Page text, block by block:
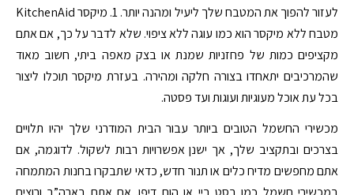
לעזור להפוך את המטבח שלך ליעיל ומהנה יותר. 1. מיקסר KitchenAid
מטבח ללא מיקסר הוא כמו עוגה ללא ציפוי. שלא לדבר על כך, אם אתם
מקציפים כמות של פחזניות שמנת או בצק מאפה ביתי, חשוב מאוד
שהמרכיבים יתאחדו בצורה חלקה ומהירה. בעזרת מיקסר תוכלו ליצור
בכל עת אוכל מעוגיות ועוגות ועד פסטה.
מכשירי החשמל הטובים ביותר עבור הבית המודרני שלך יהיו תלויים
בצרכים ובתקציב שלך, אך ישנן אפשרויות רבות לשקול. לדוגמה, אם
אתם מחפשים מדיח כלים או תנור חדש, כדאי שתבקרו בחנות המתמחה